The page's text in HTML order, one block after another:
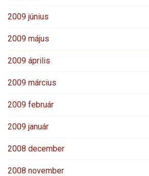
2009 június
2009 május
2009 április
2009 március
2009 február
2009 január
2008 december
2008 november